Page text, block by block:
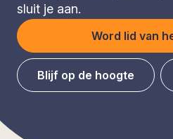
sluit je aan.
Word lid van
Blijf op de hoogte